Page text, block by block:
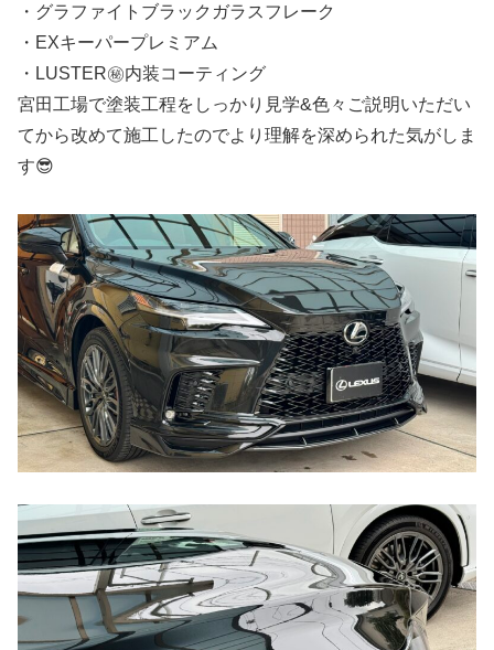
・グラファイトブラックガラスフレーク
・EXキーパープレミアム
・LUSTER㊙️内装コーティング
宮田工場で塗装工程をしっかり見学&色々ご説明いただい
てから改めて施工したのでより理解を深められた気がしま
す😎